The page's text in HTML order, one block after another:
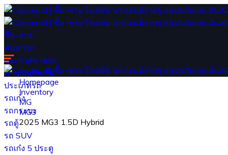
ซื้อ-ขาย
ค้นหารถ
ประกาศขายรถ
คำนวณสินเชื่อ
ประเภทรถ
รถเก๋ง
รถกระบะ
รถตู้
รถ SUV
รถเก๋ง 5 ประตู
Homepage
Inventory
MG
MG3
2025 MG3 1.5D Hybrid